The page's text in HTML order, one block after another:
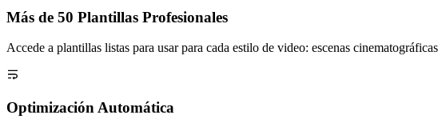
Más de 50 Plantillas Profesionales
Accede a plantillas listas para usar para cada estilo de video: escenas
Optimización Automática